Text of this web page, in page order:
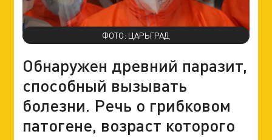
ФОТО: ЦАРЬГРАД
Обнаружен древний паразит,
способный вызывать
болезни. Речь о грибковом
патогене, возраст которого